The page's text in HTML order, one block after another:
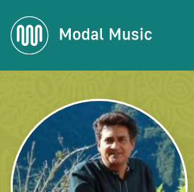
Accéder au contenu